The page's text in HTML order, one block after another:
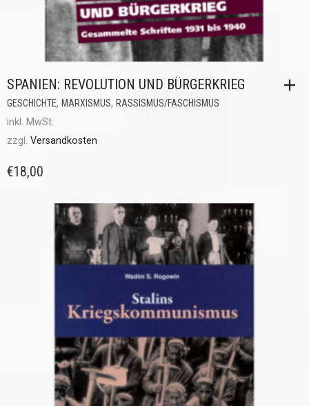
SPANIEN: REVOLUTION UND BÜRGERKRIEG
GESCHICHTE, MARXISMUS, RASSISMUS/FASCHISMUS
inkl. MwSt.
zzgl. Versandkosten
€18,00